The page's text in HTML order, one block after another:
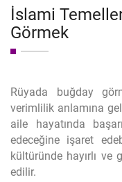
İslami
Görmek
Rüyada buğday
verimlilik anlamına
aile hayatında
edeceğine işaret
kültüründe hayırlı
edilir.